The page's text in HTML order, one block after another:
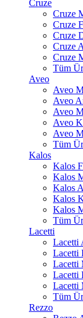
Cruze
Cruze
Cruze
Cruze
Cruze
Cruze
Tüm
Aveo
Aveo
Aveo
Aveo
Aveo
Aveo
Tüm
Kalos
Kalos
Kalos
Kalos
Kalos
Kalos
Tüm
Lacetti
Lacetti
Lacetti
Lacetti
Lacetti
Lacetti
Tüm
Rezzo